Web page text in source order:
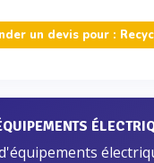
un devis pour :